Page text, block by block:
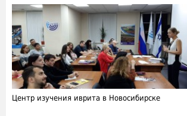
Центр изучения иврита в Новосибирске